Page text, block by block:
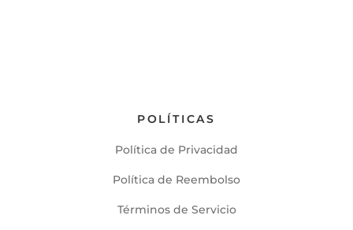
POLÍTICAS
Política de Privacidad
Política de Reembolso
Términos de Servicio